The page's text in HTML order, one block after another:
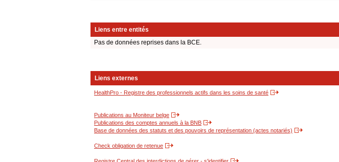
Liens entre entités
Pas de données reprises dans la BCE.
Liens externes
HealthPro - Registre des professionnels actifs dans les soins de santé
Publications au Moniteur belge
Publications des comptes annuels à la BNB
Base de données des statuts et des pouvoirs de représentation (actes notariés)
Check obligation de retenue